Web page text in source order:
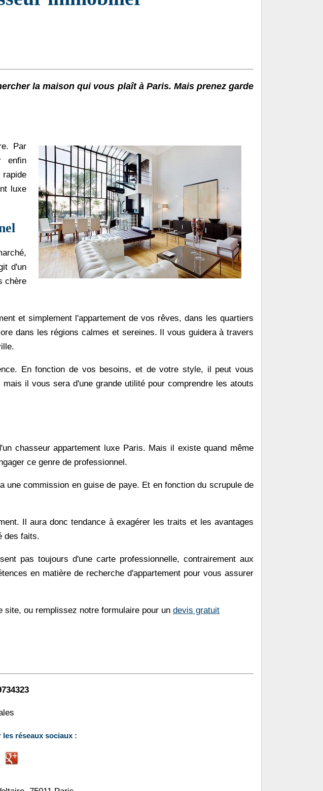
la maison qui vous plaît à Paris. Mais prenez garde
Par
enfin
rapide
luxe
d'un
chère
et simplement l'appartement de vos rêves, dans les quartiers
dans les régions calmes et sereines. Il vous guidera à travers
En fonction de vos besoins, et de votre style, il peut vous
il vous sera d'une grande utilité pour comprendre les atouts
chasseur appartement luxe Paris. Mais il existe quand même
ce genre de professionnel.
commission en guise de paye. Et en fonction du scrupule de
Il aura donc tendance à exagérer les traits et les avantages
des faits.
pas toujours d'une carte professionnelle, contrairement aux
en matière de recherche d'appartement pour vous assurer
ou remplissez notre formulaire pour un devis gratuit
réseaux sociaux :